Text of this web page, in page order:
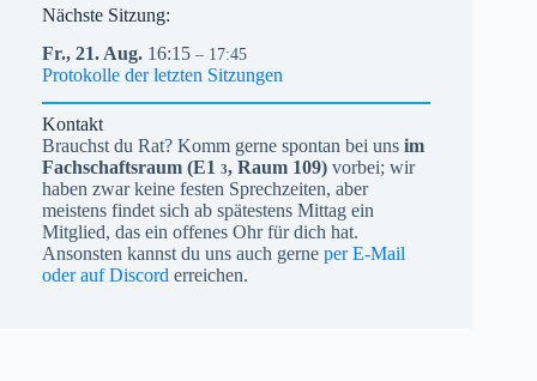
Nächste Sitzung:
Fr., 21. Aug. 16:15 – 17:45
Protokolle der letzten Sitzungen
Kontakt
Brauchst du Rat? Komm gerne spontan bei uns im
Fachschaftsraum (E1 3, Raum 109) vorbei; wir
haben zwar keine festen Sprechzeiten, aber
meistens findet sich ab spätestens Mittag ein
Mitglied, das ein offenes Ohr für dich hat.
Ansonsten kannst du uns auch gerne per E-Mail
oder auf Discord erreichen.